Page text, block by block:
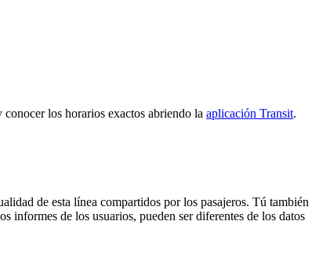
los horarios exactos abriendo la aplicación Transit.
de esta línea compartidos por los pasajeros. Tú también
informes de los usuarios, pueden ser diferentes de los datos